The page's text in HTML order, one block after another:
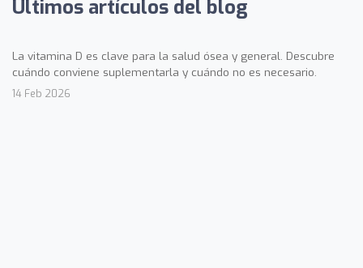
Últimos artículos del blog
La vitamina D es clave para la salud ósea y general. Descubre
cuándo conviene suplementarla y cuándo no es necesario.
14 Feb 2026